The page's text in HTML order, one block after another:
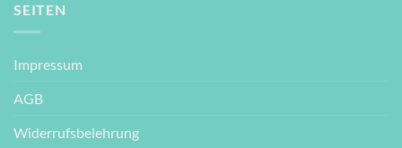
SEITEN
Impressum
AGB
Widerrufsbelehrung